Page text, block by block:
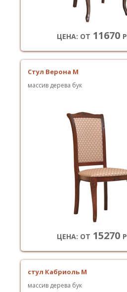
ЦЕНА: ОТ 11670
Стул Верона М
массив дерева бук
ЦЕНА: ОТ 15270
стул Кабриоль М
массив дерева бук